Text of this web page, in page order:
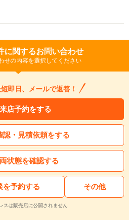
に関するお問い合わせ
せの内容を選択してください
即日、メールで返答！
来店予約をする
認・見積依頼をする
状態を確認する
を予約する その他
スは販売店に公開されません